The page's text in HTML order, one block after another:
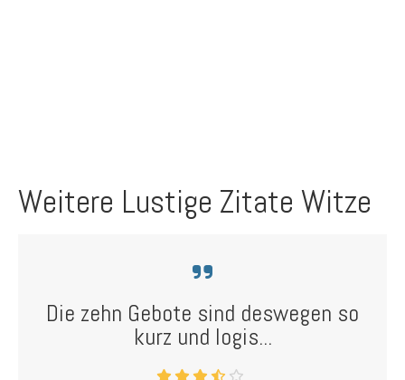
Weitere Lustige Zitate Witze
Die zehn Gebote sind deswegen so
kurz und logis...